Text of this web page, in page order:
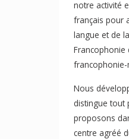
notre activité
français pour
langue et de
Nous
distingue tout
proposons
centre agréé